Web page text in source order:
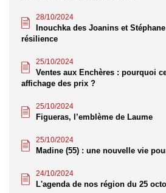
28/10/2024
Inouchka des Joanins et
résilience
25/10/2024
Ventes aux Enchères : pourquoi
affichage des prix ?
25/10/2024
Figueras, l’emblème de Laume
25/10/2024
Madine (55) : une nouvelle vie
24/10/2024
L'agenda de nos région du 25